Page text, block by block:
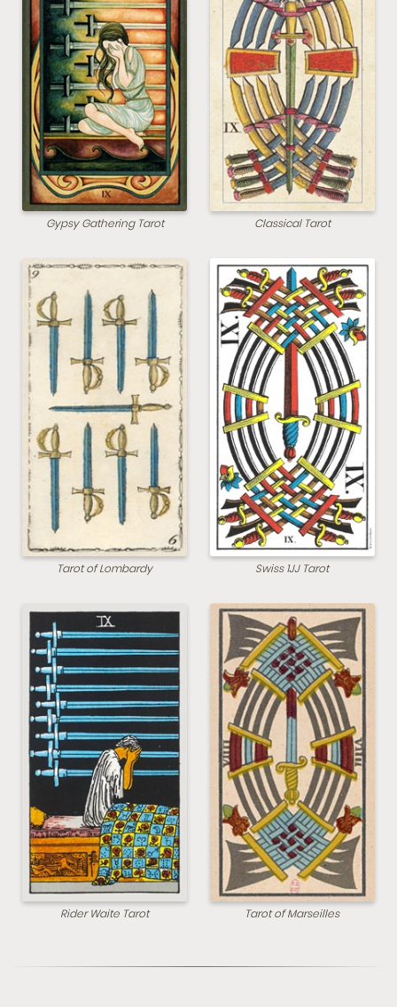
Gypsy Gathering Tarot Classical Tarot
Tarot of Lombardy Swiss 1JJ Tarot
Rider Waite Tarot Tarot of Marseilles